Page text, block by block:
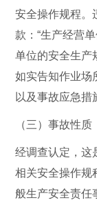
安全操作规程。
款：“生产经营
单位的安全生产
如实告知作业场
以及事故应急措
（三）事故性质
经调查认定，这
相关安全操作规
般生产安全责任